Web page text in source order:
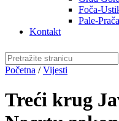
Općine
Pale-Prača
Kontakt
Početna/Vijesti